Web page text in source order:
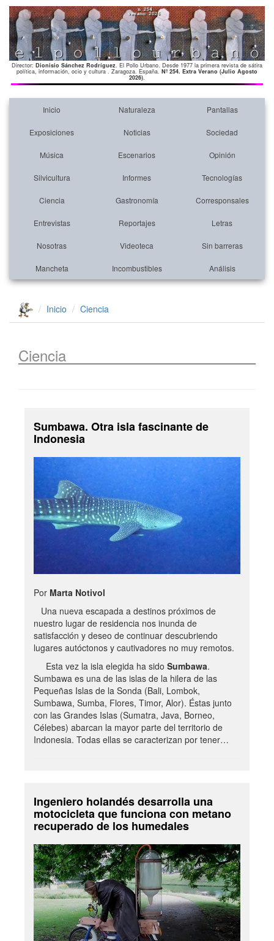
Director: Dionisio Sánchez Rodríguez. El Pollo Urbano. Desde 1977 la primera revista de sátira
política, información, ocio y cultura . Zaragoza. España. Nº 254. Extra Verano (Julio Agosto
2026).
Inicio Naturaleza Pantallas
Exposiciones Noticias Sociedad
Música Escenarios Opinión
Silvicultura Informes Tecnologías
Ciencia Gastronomía Corresponsales
Entrevistas Reportajes Letras
Nosotras Videoteca Sin barreras
Mancheta Incombustibles Análisis
Inicio Ciencia
Ciencia
Sumbawa. Otra isla fascinante de
Indonesia
Por Marta Notivol
Una nueva escapada a destinos próximos de
nuestro lugar de residencia nos inunda de
satisfacción y deseo de continuar descubriendo
lugares autóctonos y cautivadores no muy remotos.
Esta vez la isla elegida ha sido Sumbawa.
Sumbawa es una de las islas de la hilera de las
Pequeñas Islas de la Sonda (Bali, Lombok,
Sumbawa, Sumba, Flores, Timor, Alor). Éstas junto
con las Grandes Islas (Sumatra, Java, Borneo,
Célebes) abarcan la mayor parte del territorio de
Indonesia. Todas ellas se caracterizan por tener…
Ingeniero holandés desarrolla una
motocicleta que funciona con metano
recuperado de los humedales